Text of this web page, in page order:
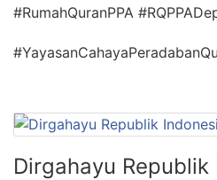
#RumahQuranPPA
Dirgahayu